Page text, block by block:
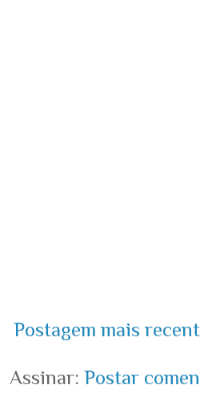
Postagem mais
Assinar: Postar